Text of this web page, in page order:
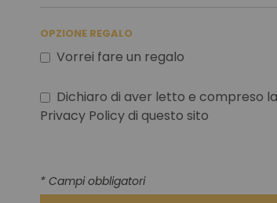
OPZIONE REGALO
Vorrei fare un regalo
Dichiaro di aver letto e compreso la
Privacy Policy di questo sito
* Campi obbligatori